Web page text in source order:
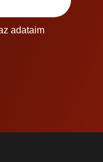
adataim